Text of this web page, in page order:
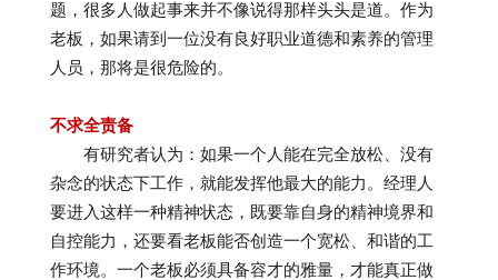
题，很多人做起事来并不像说得那样头头是道。作为
老板，如果请到一位没有良好职业道德和素养的管理
人员，那将是很危险的。
不求全责备
有研究者认为：如果一个人能在完全放松、没有
杂念的状态下工作，就能发挥他最大的能力。经理人
要进入这样一种精神状态，既要靠自身的精神境界和
自控能力，还要看老板能否创造一个宽松、和谐的工
作环境。一个老板必须具备容才的雅量，才能真正做